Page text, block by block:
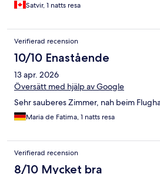
Satvir, 1 natts resa
Verifierad recension
10/10 Enastående
13 apr. 2026
Översätt med hjälp av Google
Sehr sauberes Zimmer, nah beim
Maria de Fatima, 1 natts resa
Verifierad recension
8/10 Mycket bra